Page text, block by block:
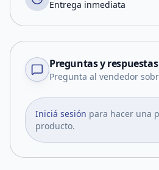
Entrega inmediata
Preguntas y respuestas
Pregunta al vendedor
Iniciá sesión para hacer una
producto.